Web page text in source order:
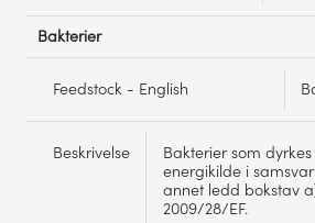
Bakterier
Feedstock - English
Beskrivelse
Bakterier som
energikilde i
annet ledd bokstav
2009/28/EF.